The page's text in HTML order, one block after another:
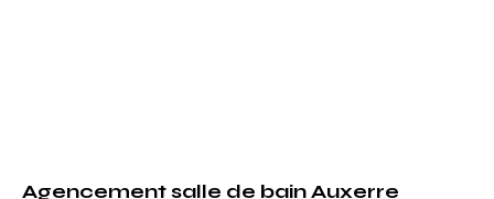
Agencement salle de bain Auxerre